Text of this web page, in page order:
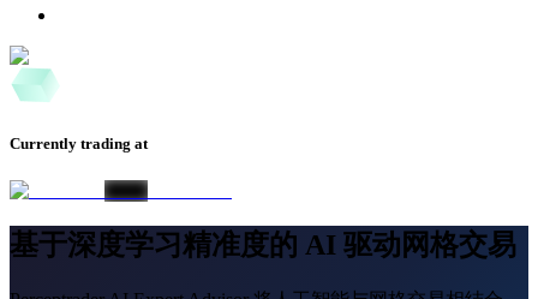
Currently trading at
基于深度学习精准度的 AI 驱动网格交易